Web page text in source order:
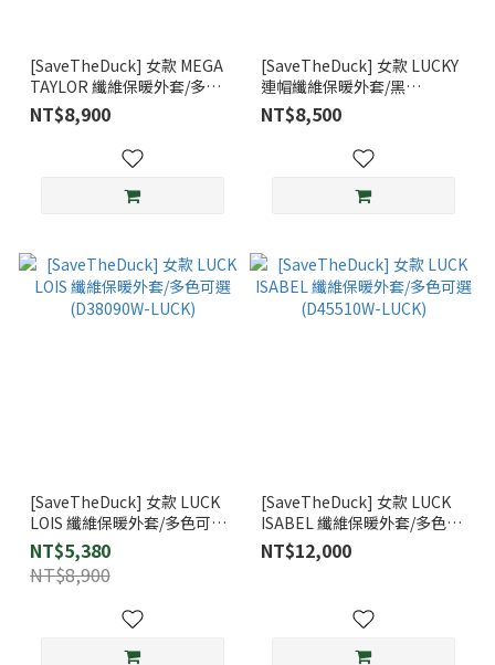
[SaveTheDuck] 女款 MEGA
TAYLOR 纖維保暖外套/多色
可選(D43110W)
NT$8,900
[SaveTheDuck] 女款 LUCKY
連帽纖維保暖外套/黑
(D3809W-00001)
NT$8,500
[SaveTheDuck] 女款 LUCK
LOIS 纖維保暖外套/多色可選
(D38090W-LUCK)
NT$5,380
NT$8,900
[SaveTheDuck] 女款 LUCK
ISABEL 纖維保暖外套/多色可
選(D45510W-LUCK)
NT$12,000